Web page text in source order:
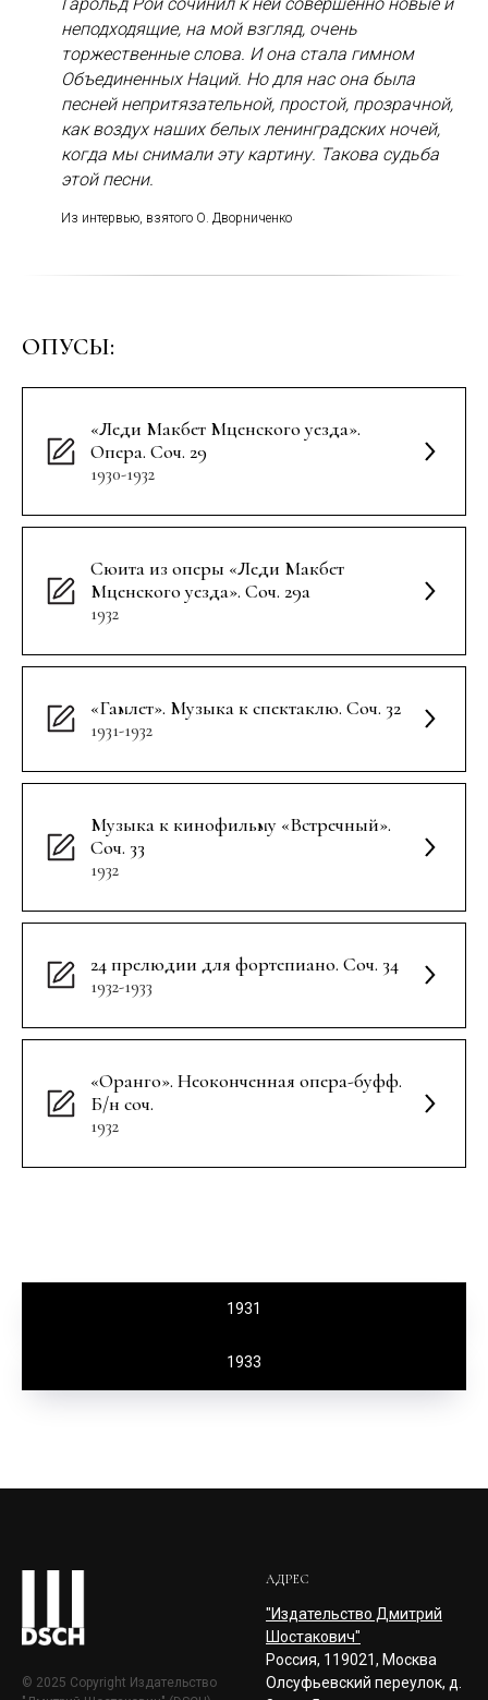
неподходящие, на мой взгляд, очень
торжественные слова. И она стала гимном
Объединенных Наций. Но для нас она была
песней непритязательной, простой, прозрачной,
как воздух наших белых ленинградских ночей,
когда мы снимали эту картину. Такова судьба
этой песни.
Из интервью, взятого О. Дворниченко
ОПУСЫ:
«Леди Макбет Мценского уезда».
Опера. Соч. 29
1930-1932
Сюита из оперы «Леди Макбет
Мценского уезда». Соч. 29а
1932
«Гамлет». Музыка к спектаклю. Соч. 32
1931-1932
Музыка к кинофильму «Встречный».
Соч. 33
1932
24 прелюдии для фортепиано. Соч. 34
1932-1933
«Оранго». Неоконченная опера-буфф.
Б/н соч.
1932
1931
1933
© 2025 Copyright Издательство
АДРЕС
"Издательство Дмитрий
Шостакович"
Россия, 119021, Москва
Олсуфьевский переулок, д.